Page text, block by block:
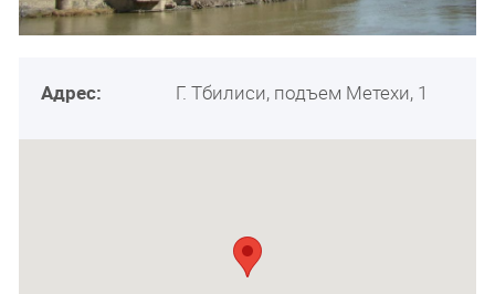
Адрес: Г. Тбилиси, подъем Метехи, 1